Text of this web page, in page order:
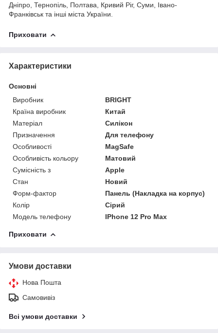
Дніпро, Тернопіль, Полтава, Кривий Ріг, Суми, Івано-
Франківськ та інші міста України.
Приховати
Характеристики
Основні
Виробник
BRIGHT
Країна виробник
Китай
Матеріал
Силікон
Призначення
Для телефону
Особливості
MagSafe
Особливість кольору
Матовий
Сумісність з
Apple
Стан
Новий
Форм-фактор
Панель (Накладка на корпус)
Колір
Сірий
Модель телефону
IPhone 12 Pro Max
Приховати
Умови доставки
Нова Пошта
Самовивіз
Всі умови доставки